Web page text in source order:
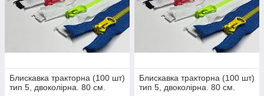
Блискавка тракторна (100 шт)
тип 5, двоколірна. 80 см.
Блискавка тракторна (100 шт)
тип 5, двоколірна. 80 см.